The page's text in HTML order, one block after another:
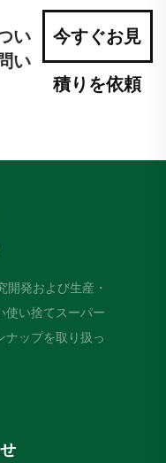
い
い
今すぐお見
積りを依頼
発および生産・
使い捨てスーパー
ナップを取り扱っ